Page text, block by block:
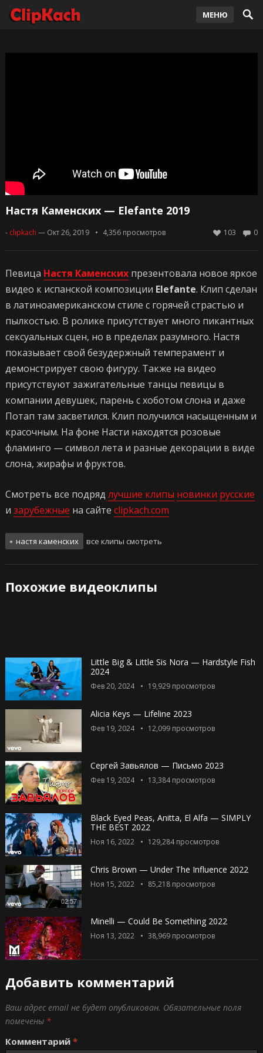
МЕНЮ
Настя Каменских — Elefante 2019
- clipkach — Окт 26, 2019 4,356просмотров 0
103
Певица Настя Каменскихпрезентовала новое яркое
видео к испанской композиции Elefante. Клип сделан
в латиноамериканском стиле с горячей страстью и
пылкостью. В ролике присутствует много пикантных
сексуальных сцен, но в пределах разумного. Настя
показывает свой безудержный темперамент и
демонстрирует свою фигуру. Также на видео
присутствуют зажигательные танцы певицы в
компании девушек, парень с хоботом слона и даже
Потап там засветился. Клип получился насыщенным и
красочным. На фоне Насти находятся розовые
фламинго — символ лета и разные декорации в виде
слона, жирафы и фруктов.
Смотреть все подряд лучшие клипы новинки русские
и зарубежные на сайте clipkach.com
настя каменских все клипы смотреть
Похожие видеоклипы
Little Big & Little Sis Nora — Hardstyle Fish
2024
Фев 20, 2024 19,929просмотров
Alicia Keys — Lifeline 2023
Фев 19, 2024 12,099просмотров
Сергей Завьялов — Письмо 2023
Фев 19, 2024 13,384просмотров
04:01
Black Eyed Peas, Anitta, El Alfa — SIMPLY
THE BEST 2022
Ноя 16, 2022 129,284просмотров
02:57
Chris Brown — Under The Influence 2022
Ноя 15, 2022 85,218просмотров
Minelli — Could Be Something 2022
Ноя 13, 2022 38,969просмотров
Добавить комментарий
Ваш адрес email не будет опубликован. Обязательные поля
помечены *
Комментарий *